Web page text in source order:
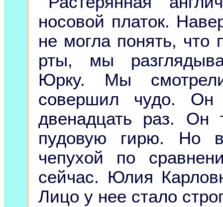
носовой платок.
не могла понять, что
рты, мы
Юрку. Мы
совершил чудо. Он
двенадцать раз. Он
пудовую гирю. Но
чепухой по
сейчас. Юлия
Лицо у нее стало